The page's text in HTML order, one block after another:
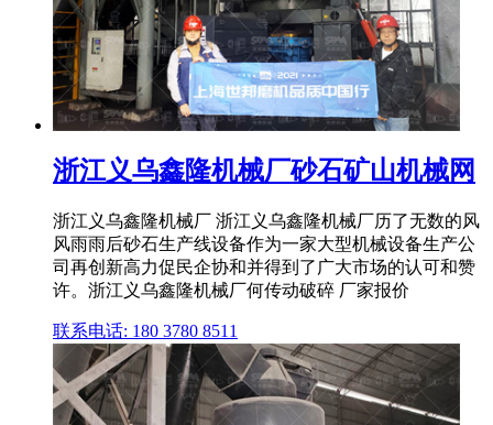
浙江义乌鑫隆机械厂砂石矿山机械网
浙江义乌鑫隆机械厂 浙江义乌鑫隆机械厂历了无数的风
风雨雨后砂石生产线设备作为一家大型机械设备生产公
司再创新高力促民企协和并得到了广大市场的认可和赞
许。浙江义乌鑫隆机械厂何传动破碎 厂家报价
联系电话: 180 3780 8511